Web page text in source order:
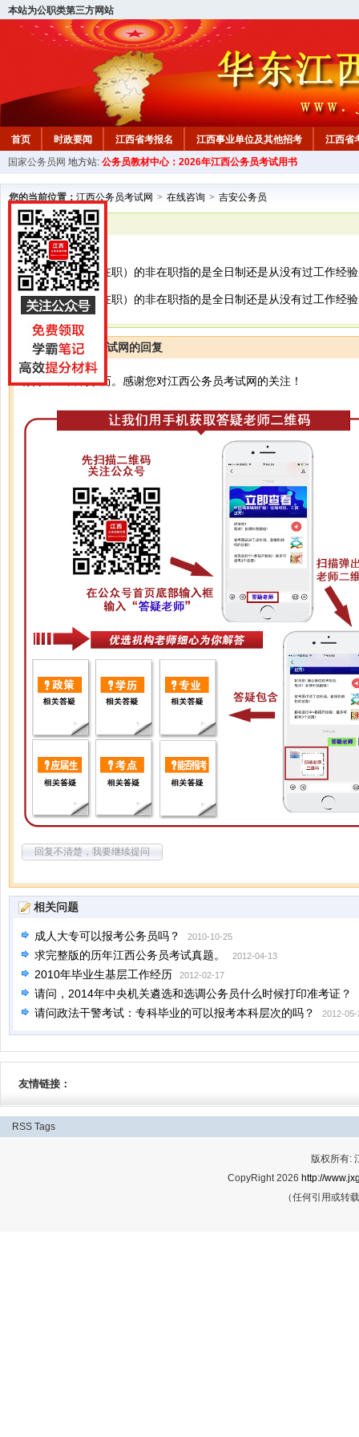
本站为公职类第三方网站
首页 时政要闻 江西省考报名 江西事业单位及其他招考 江西省
教材中心
国家公务员网 地方站: 公务员教材中心：2026年江西公务员考试用书
您的当前位置： 江西公务员考试网 > 在线咨询 > 吉安公务员
已解决
吉安公务员
应届毕业生（非在职）的非在职指的是全日制还是从没有过工作经
应届毕业生（非在职）的非在职指的是全日制还是从没有过工作经
江西公务员考试网的回复
你好，全日制学历。感谢您对江西公务员考试网的关注！
回复不清楚，我要继续提问
相关问题
成人大专可以报考公务员吗？ 2010-10-25
求完整版的历年江西公务员考试真题。 2012-04-13
2010年毕业生基层工作经历 2012-02-17
请问，2014年中央机关遴选和选调公务员什么时候打印准考证？
请问政法干警考试：专科毕业的可以报考本科层次的吗？
2012-05-
友情链接：
RSS Tags
版权所有:
CopyRight 2026 http://
（任何引用或转